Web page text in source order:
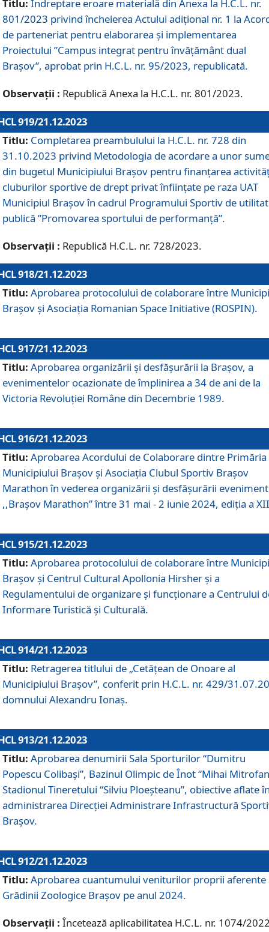
Titlu: Îndreptare eroare materială din Anexa la H.C.L. nr.
801/2023 privind încheierea Actului adițional nr. 1 la
de parteneriat pentru elaborarea și implementarea
Proiectului ”Campus integrat pentru învățământ dual
Brașov”, aprobat prin H.C.L. nr. 95/2023, republicată.
Observații : Republică Anexa la H.C.L. nr. 801/2023.
919/21.12.2023
Titlu: Completarea preambulului la H.C.L. nr. 728 din
31.10.2023 privind Metodologia de acordare a unor
din bugetul Municipiului Brașov pentru finanțarea
cluburilor sportive de drept privat înființate pe raza UAT
Municipiul Brașov în cadrul Programului Sportiv de
publică ”Promovarea sportului de performanță”.
Observații : Republică H.C.L. nr. 728/2023.
918/21.12.2023
Titlu: Aprobarea protocolului de colaborare între
Brașov și Asociația Romanian Space Initiative (ROSPIN).
917/21.12.2023
Titlu: Aprobarea organizării şi desfăşurării la Braşov, a
evenimentelor ocazionate de împlinirea a 34 de ani de la
Victoria Revoluţiei Române din Decembrie 1989.
916/21.12.2023
Titlu: Aprobarea Acordului de Colaborare dintre Primăria
Municipiului Brașov și Asociația Clubul Sportiv Brașov
Marathon în vederea organizării și desfășurării
,,Brașov Marathon” între 31 mai - 2 iunie 2024, ediția a
915/21.12.2023
Titlu: Aprobarea protocolului de colaborare între
Brașov și Centrul Cultural Apollonia Hirsher și a
Regulamentului de organizare și funcționare a Centrului
Informare Turistică și Culturală.
914/21.12.2023
Titlu: Retragerea titlului de „Cetățean de Onoare al
Municipiului Brașov”, conferit prin H.C.L. nr. 429/
domnului Alexandru Ionaș.
913/21.12.2023
Titlu: Aprobarea denumirii Sala Sporturilor “Dumitru
Popescu Colibași”, Bazinul Olimpic de Înot “Mihai
Stadionul Tineretului “Silviu Ploeșteanu”, obiective aflate
administrarea Direcției Administrare Infrastructură
Brașov.
912/21.12.2023
Titlu: Aprobarea cuantumului veniturilor proprii aferente
Grădinii Zoologice Braşov pe anul 2024.
Observații : Încetează aplicabilitatea H.C.L. nr. 1074/